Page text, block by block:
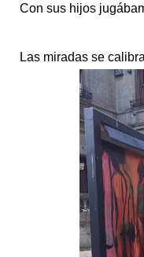
Con sus hijos
Las miradas se